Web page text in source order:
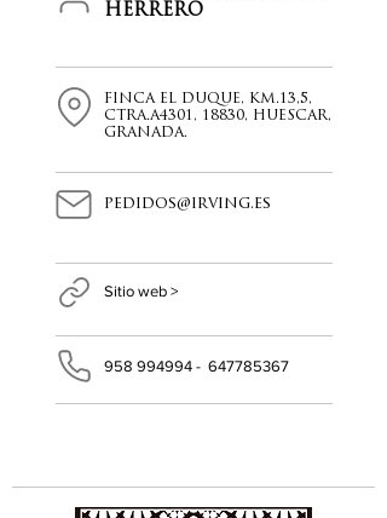
HERRERO
FINCA EL DUQUE, KM.13,5,
CTRA.A4301, 18830, HUESCAR,
GRANADA.
pedidos@irving.es
Sitio web >
958 994994 - 647785367